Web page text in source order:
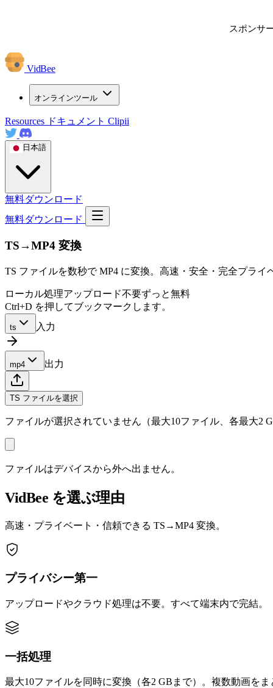
スポンサ
VidBee
オンラインツール
Resources ドキュメント Clipii
日本語
無料ダウンロード
無料ダウンロード
TS→MP4 変換
TS ファイルを数秒で MP4 に変換。高速・安全・完全プラ
ローカル処理アップロード不要ずっと無料
Ctrl+D を押してブックマークします。
ts 入力
mp4 出力
TS ファイルを選択
ファイルが選択されていません（最大10ファイル、各最大2
ファイルはデバイスから外へ出ません。
VidBee を選ぶ理由
高速・プライベート・信頼できる TS→MP4 変換。
プライバシー第一
アップロードやクラウド処理は不要。すべて端末内で完結。
一括処理
最大10ファイルを同時に変換（各2 GBまで）。複数動画を